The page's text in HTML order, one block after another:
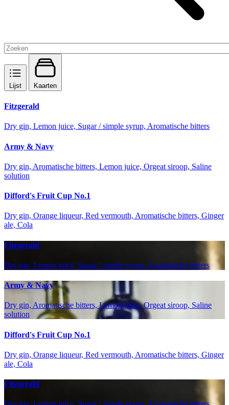
Lijst Kaarten
Fitzgerald
Dry gin, Lemon juice, Sugar / simple syrup, Aromatische bitters
Army & Navy
Dry gin, Aromatische bitters, Lemon juice, Orgeat siroop, Saline
solution
Difford's Fruit Cup No.1
Dry gin, Orange liqueur, Red vermouth, Aromatische bitters, Ginger
ale, Cola
Fitzgerald
Dry gin, Lemon juice, Sugar / simple syrup, Aromatische bitters
Army & Navy
Dry gin, Aromatische bitters, Lemon juice, Orgeat siroop, Saline
solution
Difford's Fruit Cup No.1
Dry gin, Orange liqueur, Red vermouth, Aromatische bitters, Ginger
ale, Cola
Fitzgerald